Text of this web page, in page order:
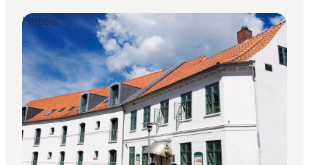
Erlebnisse
Unterkünfte
Reiseplanung
Hotels